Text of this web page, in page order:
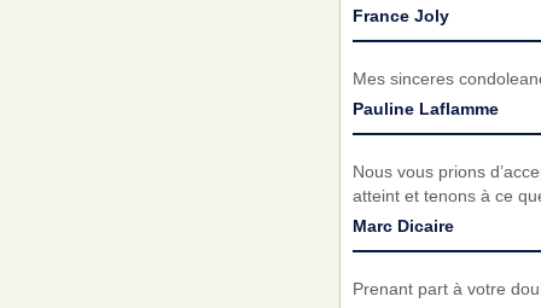
France Joly
Mes sinceres
Pauline Laflamme
Nous vous prions
atteint et tenons à ce
Marc Dicaire
Prenant part à votre